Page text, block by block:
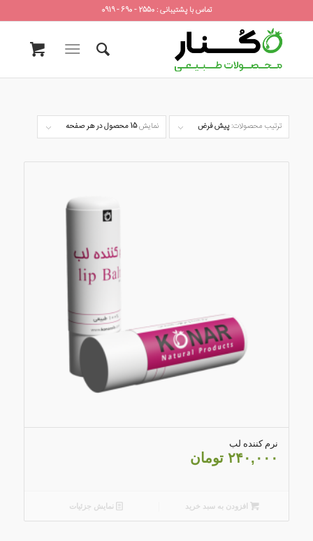
تماس با پشتیبانی : 2550 - 690 - 0919
ترتیب محصولات:پیش فرض نمایش15 محصول در هر صفحه
5.00
نرم کننده لب
۲۴۰,۰۰۰ تومان
افزودن به سبد خرید نمایش جزئیات